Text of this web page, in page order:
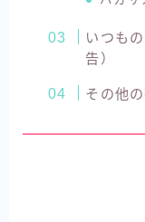
いつも
告）
その他